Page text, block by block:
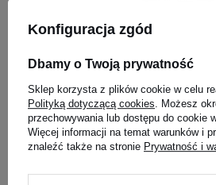
HIRO.LAB - Melatonin
120tabs.
19,00 zł
Konfiguracja zgód
Dbamy o Twoją prywatność
Sklep korzysta z plików cookie w celu
Polityką dotyczącą cookies . Możesz
przechowywania lub dostępu do cookie
Więcej informacji na temat warunków i
znaleźć także na stronie Prywatność i